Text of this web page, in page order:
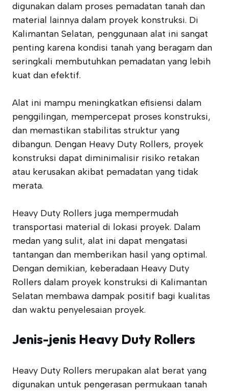
digunakan dalam proses pemadatan tanah dan
material lainnya dalam proyek konstruksi. Di
Kalimantan Selatan, penggunaan alat ini sangat
penting karena kondisi tanah yang beragam dan
seringkali membutuhkan pemadatan yang lebih
kuat dan efektif.
Alat ini mampu meningkatkan efisiensi dalam
penggilingan, mempercepat proses konstruksi,
dan memastikan stabilitas struktur yang
dibangun. Dengan Heavy Duty Rollers, proyek
konstruksi dapat diminimalisir risiko retakan
atau kerusakan akibat pemadatan yang tidak
merata.
Heavy Duty Rollers juga mempermudah
transportasi material di lokasi proyek. Dalam
medan yang sulit, alat ini dapat mengatasi
tantangan dan memberikan hasil yang optimal.
Dengan demikian, keberadaan Heavy Duty
Rollers dalam proyek konstruksi di Kalimantan
Selatan membawa dampak positif bagi kualitas
dan waktu penyelesaian proyek.
Jenis-jenis Heavy Duty Rollers
Heavy Duty Rollers merupakan alat berat yang
digunakan untuk pengerasan permukaan tanah